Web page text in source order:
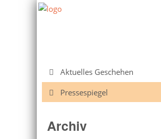
Navigation
überspringen
Aktuelles Geschehen
Pressespiegel
Archiv